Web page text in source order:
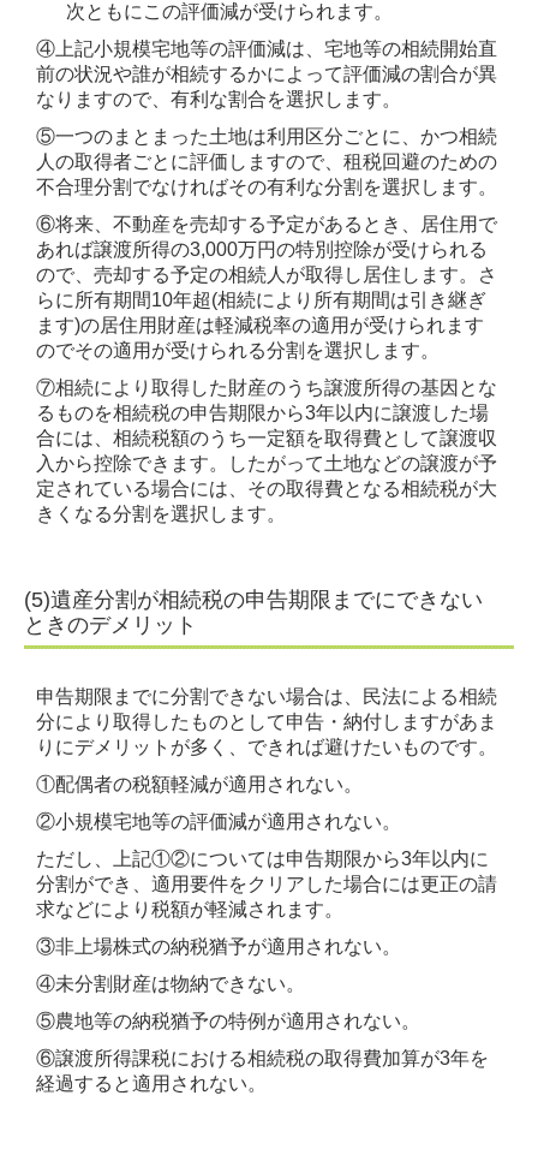
次ともにこの評価減が受けられます。
④上記小規模宅地等の評価減は、宅地等の相続開始直
前の状況や誰が相続するかによって評価減の割合が異
なりますので、有利な割合を選択します。
⑤一つのまとまった土地は利用区分ごとに、かつ相続
人の取得者ごとに評価しますので、租税回避のための
不合理分割でなければその有利な分割を選択します。
⑥将来、不動産を売却する予定があるとき、居住用で
あれば譲渡所得の3,000万円の特別控除が受けられる
ので、売却する予定の相続人が取得し居住します。さ
らに所有期間10年超(相続により所有期間は引き継ぎ
ます)の居住用財産は軽減税率の適用が受けられます
のでその適用が受けられる分割を選択します。
⑦相続により取得した財産のうち譲渡所得の基因とな
るものを相続税の申告期限から3年以内に譲渡した場
合には、相続税額のうち一定額を取得費として譲渡収
入から控除できます。したがって土地などの譲渡が予
定されている場合には、その取得費となる相続税が大
きくなる分割を選択します。
(5)遺産分割が相続税の申告期限までにできない
ときのデメリット
申告期限までに分割できない場合は、民法による相続
分により取得したものとして申告・納付しますがあま
りにデメリットが多く、できれば避けたいものです。
①配偶者の税額軽減が適用されない。
②小規模宅地等の評価減が適用されない。
ただし、上記①②については申告期限から3年以内に
分割ができ、適用要件をクリアした場合には更正の請
求などにより税額が軽減されます。
③非上場株式の納税猶予が適用されない。
④未分割財産は物納できない。
⑤農地等の納税猶予の特例が適用されない。
⑥譲渡所得課税における相続税の取得費加算が3年を
経過すると適用されない。